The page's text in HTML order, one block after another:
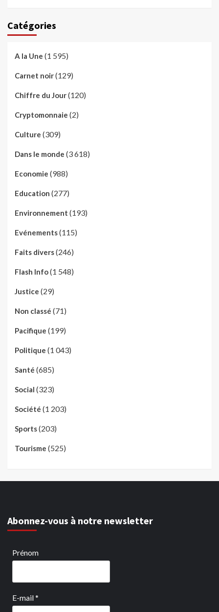
Catégories
A la Une (1 595)
Carnet noir(129)
Chiffre du Jour(120)
Cryptomonnaie (2)
Culture (309)
Dans le monde (3 618)
Economie (988)
Education (277)
Environnement (193)
Evénements(115)
Faits divers(246)
Flash Info(1 548)
Justice (29)
Non classé (71)
Pacifique (199)
Politique (1 043)
Santé (685)
Social (323)
Société (1 203)
Sports(203)
Tourisme (525)
Abonnez-vous à notre newsletter
Prénom
E-mail*